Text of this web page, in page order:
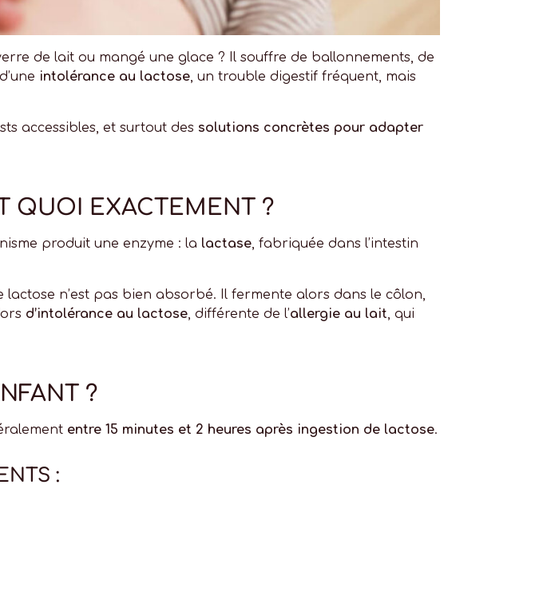
de lait ou mangé une glace ? Il souffre de ballonnements, de
intolérance au lactose, un trouble digestif fréquent, mais
accessibles, et surtout des solutions concrètes pour adapter
QUOI EXACTEMENT ?
produit une enzyme : la lactase, fabriquée dans l’intestin
n’est pas bien absorbé. Il fermente alors dans le côlon,
d’intolérance au lactose, différente de l’allergie au lait, qui
?
entre 15 minutes et 2 heures après ingestion de lactose.
: